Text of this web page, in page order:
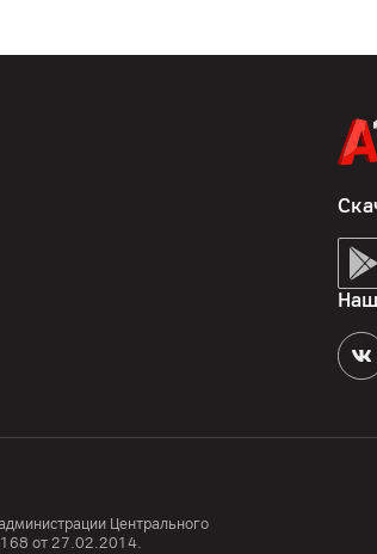
Центрального
от 27.02.2014.